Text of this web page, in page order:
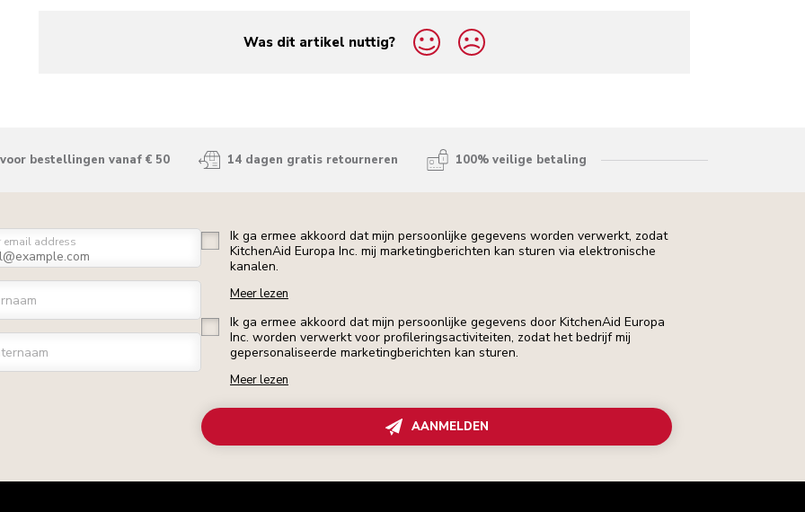
Was dit artikel nuttig?
yes
no
bestellingen vanaf € 50 14 dagen gratis retourneren 100% veilige betaling
email address
Ik ga ermee akkoord dat mijn persoonlijke gegevens worden verwerkt, zodat
KitchenAid Europa Inc. mij marketingberichten kan sturen via elektronische
kanalen.
Meer lezen
Ik ga ermee akkoord dat mijn persoonlijke gegevens door KitchenAid Europa
Inc. worden verwerkt voor profileringsactiviteiten, zodat het bedrijf mij
gepersonaliseerde marketingberichten kan sturen.
Meer lezen
AANMELDEN